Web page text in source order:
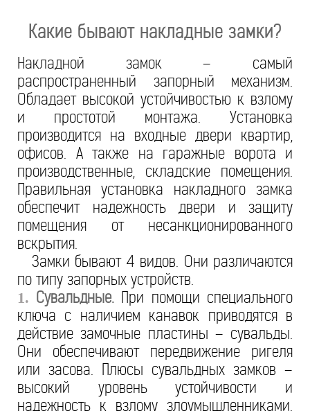
Какие бывают накладные замки?
Накладной замок – самый
распространенный запорный механизм.
Обладает высокой устойчивостью к взлому
и простотой монтажа. Установка
производится на входные двери квартир,
офисов. А также на гаражные ворота и
производственные, складские помещения.
Правильная установка накладного замка
обеспечит надежность двери и защиту
помещения от несанкционированного
вскрытия.
Замки бывают 4 видов. Они различаются
по типу запорных устройств.
1. Сувальдные. При помощи специального
ключа с наличием канавок приводятся в
действие замочные пластины – сувальды.
Они обеспечивают передвижение ригеля
или засова. Плюсы сувальдных замков –
высокий уровень устойчивости и
надежность к взлому злоумышленниками.